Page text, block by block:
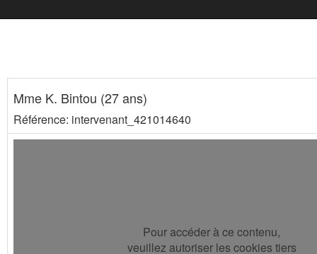
Mme K. Bintou (27 ans)
Référence: intervenant_421014640
Pour accéder à ce contenu,
veuillez autoriser les cookies tiers